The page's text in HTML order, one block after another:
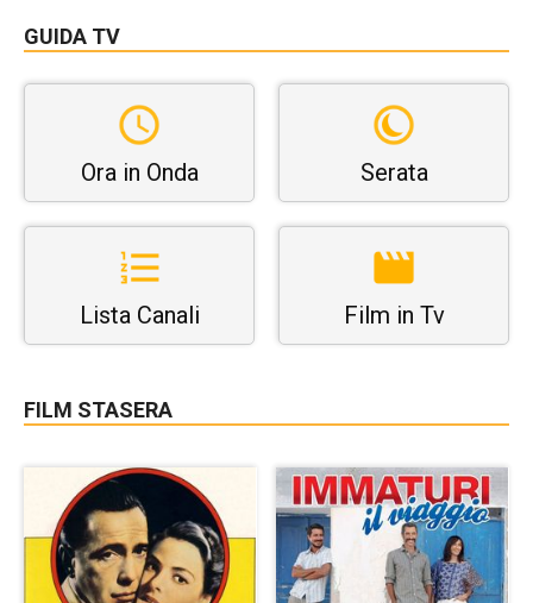
GUIDA TV
Ora in Onda Serata
Lista Canali Film in Tv
FILM STASERA